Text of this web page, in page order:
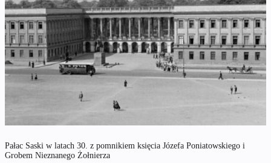
Pałac Saski w latach 30. z pomnikiem księcia Józefa Poniatowskiego i
Grobem Nieznanego Żołnierza